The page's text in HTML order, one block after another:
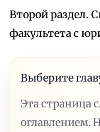
Второй раздел.
факультета с
Выберите
Эта страница
оглавлением.